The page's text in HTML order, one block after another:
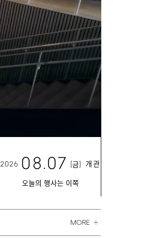
2026 08.07 [금] 개관
오늘의 행사는 이쪽
MORE